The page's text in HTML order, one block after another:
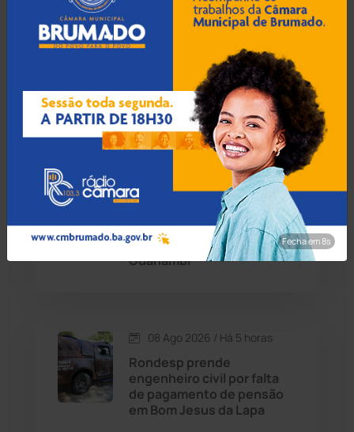
Candiba
Cândido Sales (121)
Caraíbas (103)
Carinhanha (300)
(65)
Chapada Diamantina (430)
Contendas do Sincorá
Cordeiros
Botuporã alcança melhor
desempenho no Ensino
Médio da Bahia no Ideb
2025
08 Ago 2026 / Há 4 horas
Menor de 13 anos é
apreendido pilotando
motocicleta furtada em
Guanambi
08 Ago 2026 / Há 5 horas
Rondesp prende
engenheiro civil por falta
de pagamento de pensão
em Bom Jesus da Lapa
Fecha em 7s